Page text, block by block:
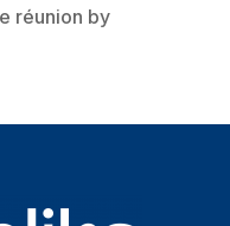
réunion by